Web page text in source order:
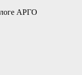
АРГО